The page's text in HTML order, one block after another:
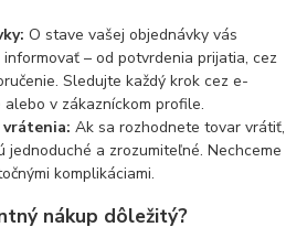
O stave vašej objednávky vás
– od potvrdenia prijatia, cez
Sledujte každý krok cez e-
v zákazníckom profile.
vrátenia: Ak sa rozhodnete tovar vrátiť,
jednoduché a zrozumiteľné. Nechceme
komplikáciami.
nákup dôležitý?